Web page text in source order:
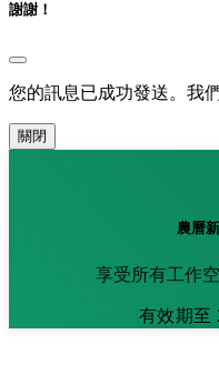
謝謝！
您的訊息已成功發送。我
關閉
農曆
享受所有工作
有效期至